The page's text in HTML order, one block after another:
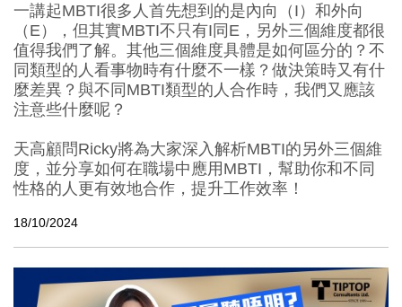
一講起MBTI很多人首先想到的是內向（I）和外向
（E），但其實MBTI不只有I同E，另外三個維度都很
值得我們了解。其他三個維度具體是如何區分的？不
同類型的人看事物時有什麼不一樣？做決策時又有什
麼差異？與不同MBTI類型的人合作時，我們又應該
注意些什麼呢？
天高顧問Ricky將為大家深入解析MBTI的另外三個維
度，並分享如何在職場中應用MBTI，幫助你和不同
性格的人更有效地合作，提升工作效率！
18/10/2024